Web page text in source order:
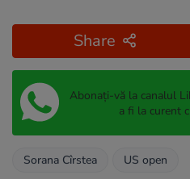
Share
Abonați-vă la canalul
a fi la curent
Sorana Cîrstea US open